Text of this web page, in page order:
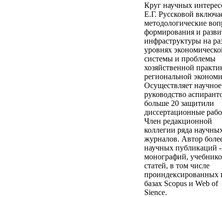
Круг научных
Е.Г. Руссковой
методологические
формирования и
инфраструктуры на
уровнях
системы и проблемы
хозяйственной
региональной
Осуществляет научное
руководство
больше 20 защитили
диссертационные
Член редакционной
коллегии ряда
журналов. Автор
научных публикаций -
монографий,
статей, в том числе
проиндексированных
базах Scopus и Web of
Sience.